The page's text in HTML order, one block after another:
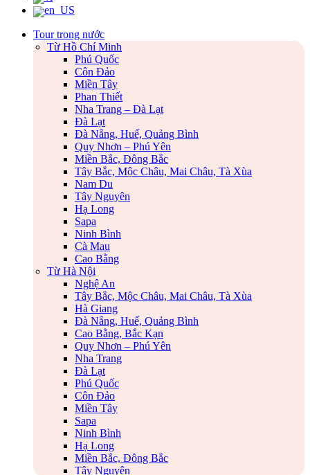
Tour trong nước
Từ Hồ Chí Minh
Phú Quốc
Côn Đảo
Miền Tây
Phan Thiết
Nha Trang – Đà Lạt
Đà Lạt
Đà Nẵng, Huế, Quảng Bình
Quy Nhơn – Phú Yên
Miền Bắc, Đông Bắc
Tây Bắc, Mộc Châu, Mai Châu, Tà Xùa
Nam Du
Tây Nguyên
Hạ Long
Sapa
Ninh Bình
Cà Mau
Cao Bằng
Từ Hà Nội
Nghệ An
Tây Bắc, Mộc Châu, Mai Châu, Tà Xùa
Hà Giang
Đà Nẵng, Huế, Quảng Bình
Cao Bằng, Bắc Kạn
Quy Nhơn – Phú Yên
Nha Trang
Đà Lạt
Phú Quốc
Côn Đảo
Miền Tây
Sapa
Ninh Bình
Hạ Long
Miền Bắc, Đông Bắc
Tây Nguyên